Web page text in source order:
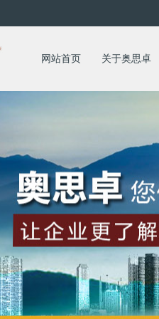
网站首页 关于奥思卓
职工顺利开展业务知识培训会
要求不将占道经营、马路...
、中国科技咨询协会会员单...
估机构助力优化营商环境
第三方测评|全国文明城市...
测评成绩公布，长沙位列第...
评机构检验创文更加客观、...
六届全国文明城市提名...
意度调查公司对市场调查过...
第三方测评咨询，奥思卓...